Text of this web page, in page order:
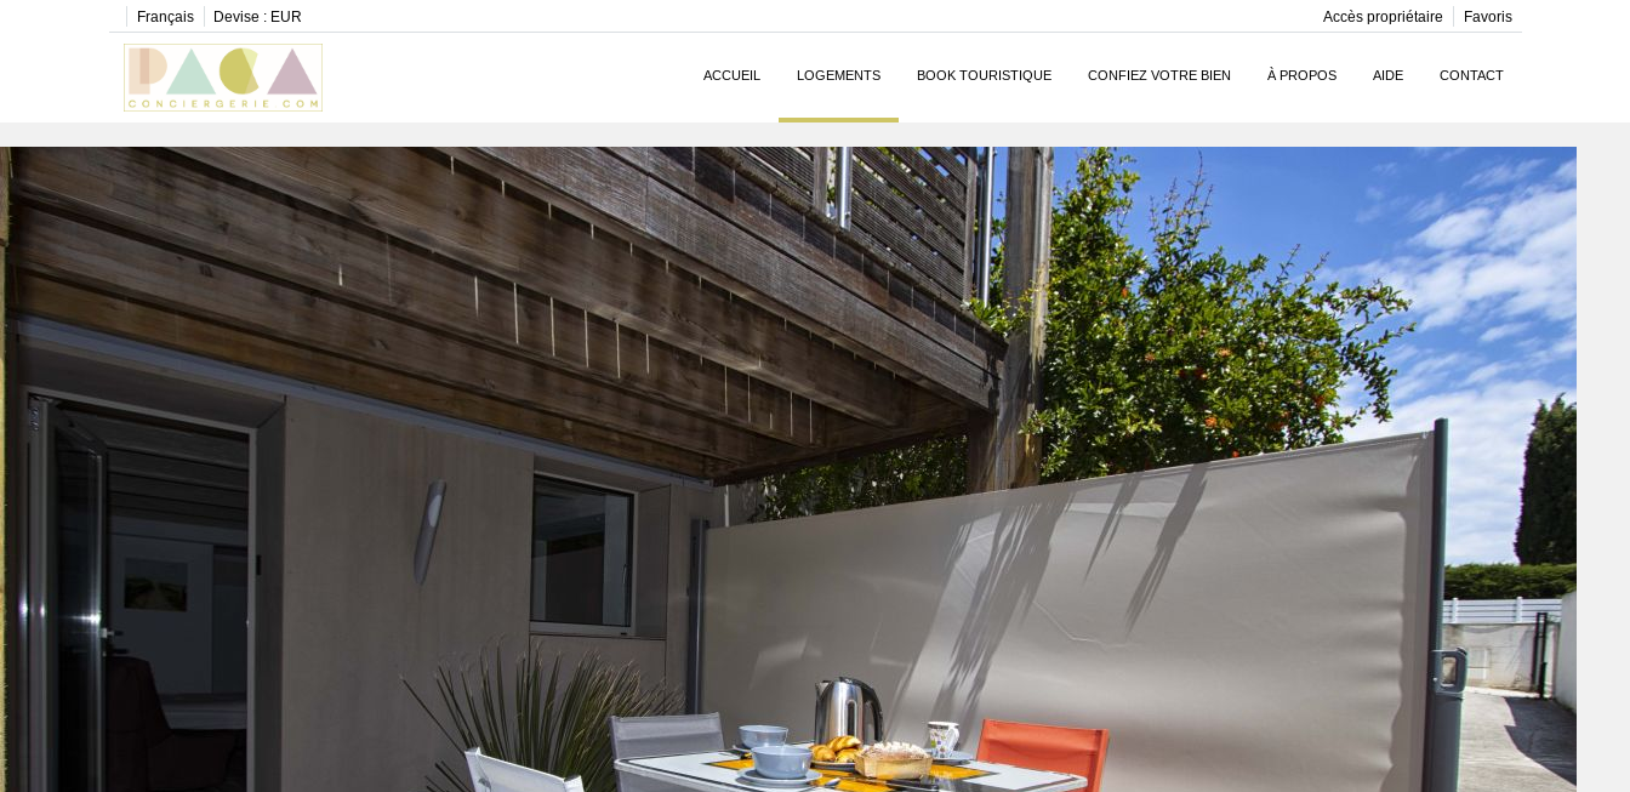
Français Devise : EUR Favoris
Accès propriétaire
ACCUEIL LOGEMENTS BOOK TOURISTIQUE CONFIEZ VOTRE BIEN À PROPOS AIDE CONTACT